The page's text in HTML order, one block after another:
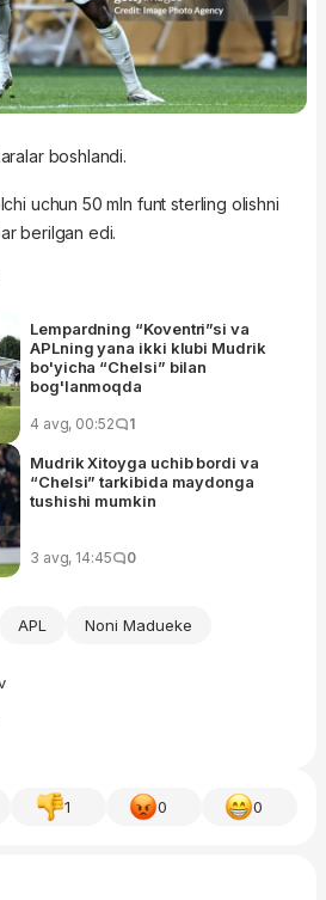
boshlandi.
uchun 50 mln funt sterling olishni
berilgan edi.
Lempardning “Koventri”si va
APLning yana ikki klubi Mudrik
bo'yicha “Chelsi” bilan
bog'lanmoqda
4 avg, 00:52 1
Mudrik Xitoyga uchib bordi va
“Chelsi” tarkibida maydonga
tushishi mumkin
3 avg, 14:45 0
APL Noni Madueke
1 0 0